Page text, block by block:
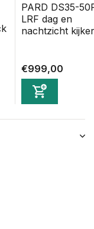
PARD DS35-
LRF dag en
nachtzicht kijker
€999,00